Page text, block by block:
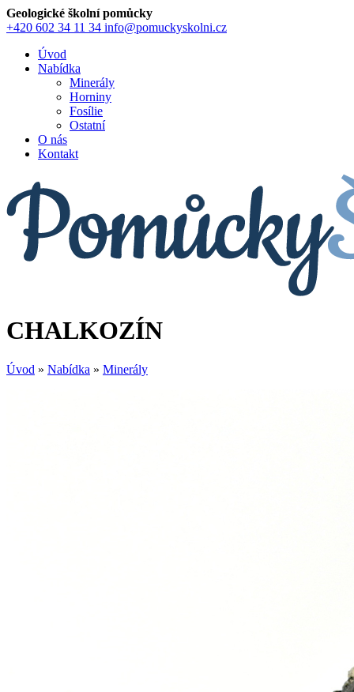
Geologické školní pomůcky
+420 602 34 11 34 info@pomuckyskolni.cz
Úvod
Nabídka
Minerály
Horniny
Fosílie
Ostatní
O nás
Kontakt
CHALKOZÍN
Úvod » Nabídka » Minerály